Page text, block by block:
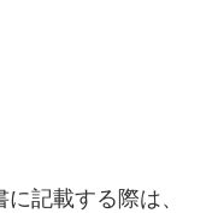
記載する際は、